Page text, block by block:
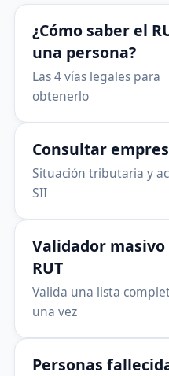
¿Cómo saber el
una persona?
Las 4 vías legales para
obtenerlo
Consultar
Situación tributaria y
SII
Validador masivo
RUT
Valida una lista
una vez
Personas